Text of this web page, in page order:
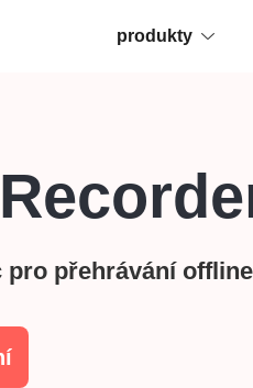
produkty
pro přehrávání